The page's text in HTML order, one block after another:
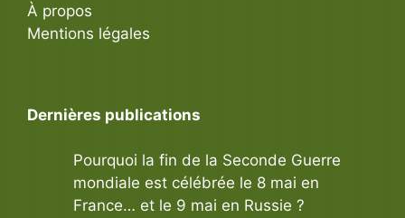
À propos
Mentions légales
Dernières publications
Pourquoi la fin de la Seconde Guerre
mondiale est célébrée le 8 mai en
France… et le 9 mai en Russie ?